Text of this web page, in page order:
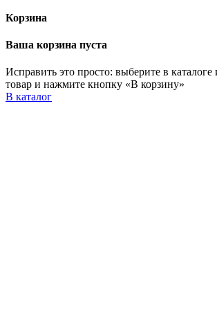
Корзина
Ваша корзина пуста
Исправить это просто: выберите в
товар и нажмите кнопку «В корзину»
В каталог